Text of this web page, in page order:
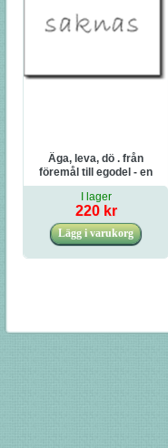
Äga, leva, dö . från
föremål till egodel - en
moralisk betraktelse av
tingen
I lager
220 kr